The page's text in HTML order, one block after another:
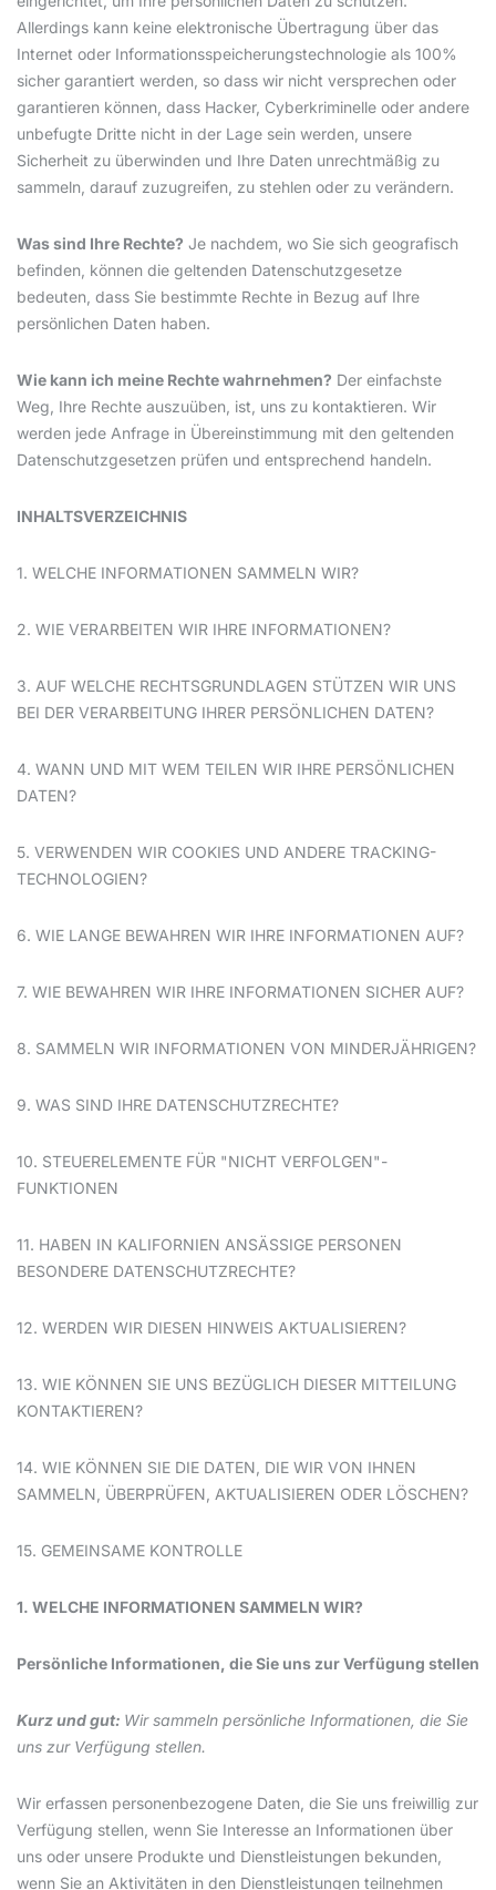
Allerdings kann keine elektronische Übertragung über das
Internet oder Informationsspeicherungstechnologie als 100%
sicher garantiert werden, so dass wir nicht versprechen oder
garantieren können, dass Hacker, Cyberkriminelle oder andere
unbefugte Dritte nicht in der Lage sein werden, unsere
Sicherheit zu überwinden und Ihre Daten unrechtmäßig zu
sammeln, darauf zuzugreifen, zu stehlen oder zu verändern.
Was sind Ihre Rechte? Je nachdem, wo Sie sich geografisch
befinden, können die geltenden Datenschutzgesetze
bedeuten, dass Sie bestimmte Rechte in Bezug auf Ihre
persönlichen Daten haben.
Wie kann ich meine Rechte wahrnehmen? Der einfachste
Weg, Ihre Rechte auszuüben, ist, uns zu kontaktieren. Wir
werden jede Anfrage in Übereinstimmung mit den geltenden
Datenschutzgesetzen prüfen und entsprechend handeln.
INHALTSVERZEICHNIS
1. WELCHE INFORMATIONEN SAMMELN WIR?
2. WIE VERARBEITEN WIR IHRE INFORMATIONEN?
3. AUF WELCHE RECHTSGRUNDLAGEN STÜTZEN WIR UNS
BEI DER VERARBEITUNG IHRER PERSÖNLICHEN DATEN?
4. WANN UND MIT WEM TEILEN WIR IHRE PERSÖNLICHEN
DATEN?
5. VERWENDEN WIR COOKIES UND ANDERE TRACKING-
TECHNOLOGIEN?
6. WIE LANGE BEWAHREN WIR IHRE INFORMATIONEN AUF?
7. WIE BEWAHREN WIR IHRE INFORMATIONEN SICHER AUF?
8. SAMMELN WIR INFORMATIONEN VON MINDERJÄHRIGEN?
9. WAS SIND IHRE DATENSCHUTZRECHTE?
10. STEUERELEMENTE FÜR "NICHT VERFOLGEN"-
FUNKTIONEN
11. HABEN IN KALIFORNIEN ANSÄSSIGE PERSONEN
BESONDERE DATENSCHUTZRECHTE?
12. WERDEN WIR DIESEN HINWEIS AKTUALISIEREN?
13. WIE KÖNNEN SIE UNS BEZÜGLICH DIESER MITTEILUNG
KONTAKTIEREN?
14. WIE KÖNNEN SIE DIE DATEN, DIE WIR VON IHNEN
SAMMELN, ÜBERPRÜFEN, AKTUALISIEREN ODER LÖSCHEN?
15. GEMEINSAME KONTROLLE
1. WELCHE INFORMATIONEN SAMMELN WIR?
Persönliche Informationen, die Sie uns zur Verfügung stellen
Kurz und gut: Wir sammeln persönliche Informationen, die Sie
uns zur Verfügung stellen.
Wir erfassen personenbezogene Daten, die Sie uns freiwillig zur
Verfügung stellen, wenn Sie Interesse an Informationen über
uns oder unsere Produkte und Dienstleistungen bekunden,
wenn Sie an Aktivitäten in den Dienstleistungen teilnehmen